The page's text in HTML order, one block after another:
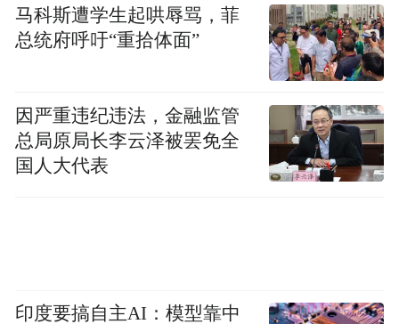
地区。
根据WNA数据，中国铀业的天然铀产量连续
多年稳居全球前列，下属罗辛铀矿是全球产
量第六大铀矿山和第二大露天铀矿山。
2022年至2024年及2025年上半年，中国铀业
7.65亿元。
马科斯遭学生起哄辱骂，菲
总统府呼吁“重拾体面”
因严重违纪违法，金融监管
总局原局长李云泽被罢免全
国人大代表
印度要搞自主AI：模型靠中